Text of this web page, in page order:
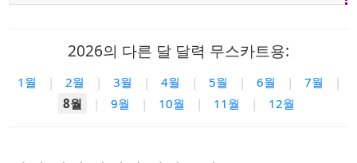
2026의 다른 달 달력 무스카트용:
1월 | 2월 | 3월 | 4월 | 5월 | 6월 | 7월
|
8월
| 9월 | 10월 | 11월 | 12월